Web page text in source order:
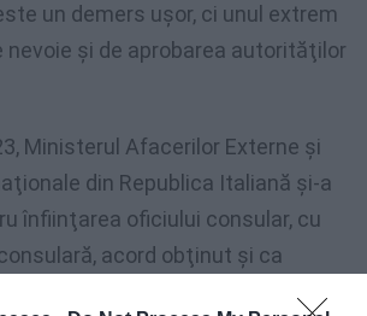
un demers uşor, ci unul extrem
nevoie şi de aprobarea autorităţilor
Ministerul Afacerilor Externe şi
din Republica Italiană şi-a
înfiinţarea oficiului consular, cu
acord obţinut şi ca